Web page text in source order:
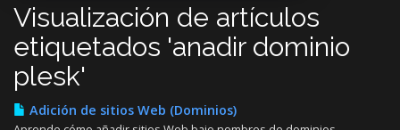
Visualización de artículos
etiquetados 'anadir dominio
plesk'
Adición de sitios Web (Dominios)